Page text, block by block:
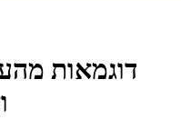
דוגמאות